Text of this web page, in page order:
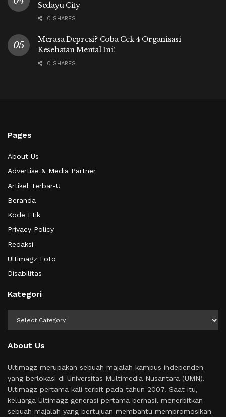
Sedayu City
0 SHARES
Merasa Depresi? Coba Cek 4 Organisasi
Kesehatan Mental Ini!
0 SHARES
Pages
About Us
Advertise & Media Partner
Artikel Terbar-U
Beranda
Kode Etik
Privacy Policy
Redaksi
Ultimagz Foto
Disabilitas
Kategori
About Us
Ultimagz merupakan sebuah majalah kampus independen
yang berlokasi di Universitas Multimedia Nusantara (UMN).
Ultimagz pertama kali terbit pada tahun 2007. Saat itu,
keluarga Ultimagz generasi pertama berhasil menerbitkan
sebuah majalah yang bertujuan membantu mempromosikan